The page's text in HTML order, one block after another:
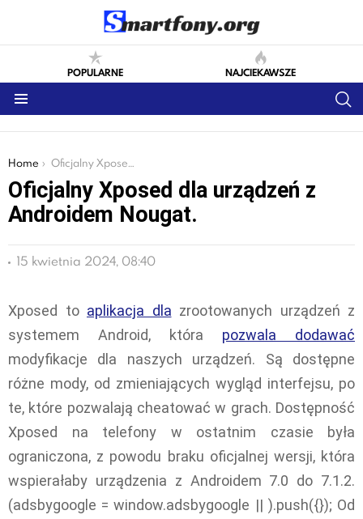
POPULARNE NAJCIEKAWSZE
You are here:
Home Oficjalny Xposed dla urządzeń z Androidem Nougat.
Oficjalny Xposed dla urządzeń z
Androidem Nougat.
15 kwietnia 2024, 08:40
Xposed to aplikacja dla zrootowanych urządzeń z
systemem Android, która pozwala dodawać
modyfikacje dla naszych urządzeń. Są dostępne
różne mody, od zmieniających wygląd interfejsu, po
te, które pozwalają cheatować w grach. Dostępność
Xposed na telefony w ostatnim czasie była
ograniczona, z powodu braku oficjalnej wersji, która
wspierałaby urządzenia z Androidem 7.0 do 7.1.2.
(adsbygoogle = window.adsbygoogle || ).push({}); Od